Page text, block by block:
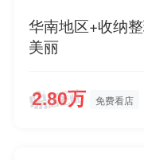
华南地区+收纳
美丽
免费看店